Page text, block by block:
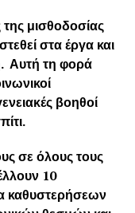
μισθοδοσίας
στα έργα και
Αυτή τη φορά
βοηθοί
σε όλους τους
10
καθυστερήσεων